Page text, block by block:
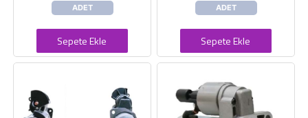
ADET
Sepete Ekle
ADET
Sepete Ekle